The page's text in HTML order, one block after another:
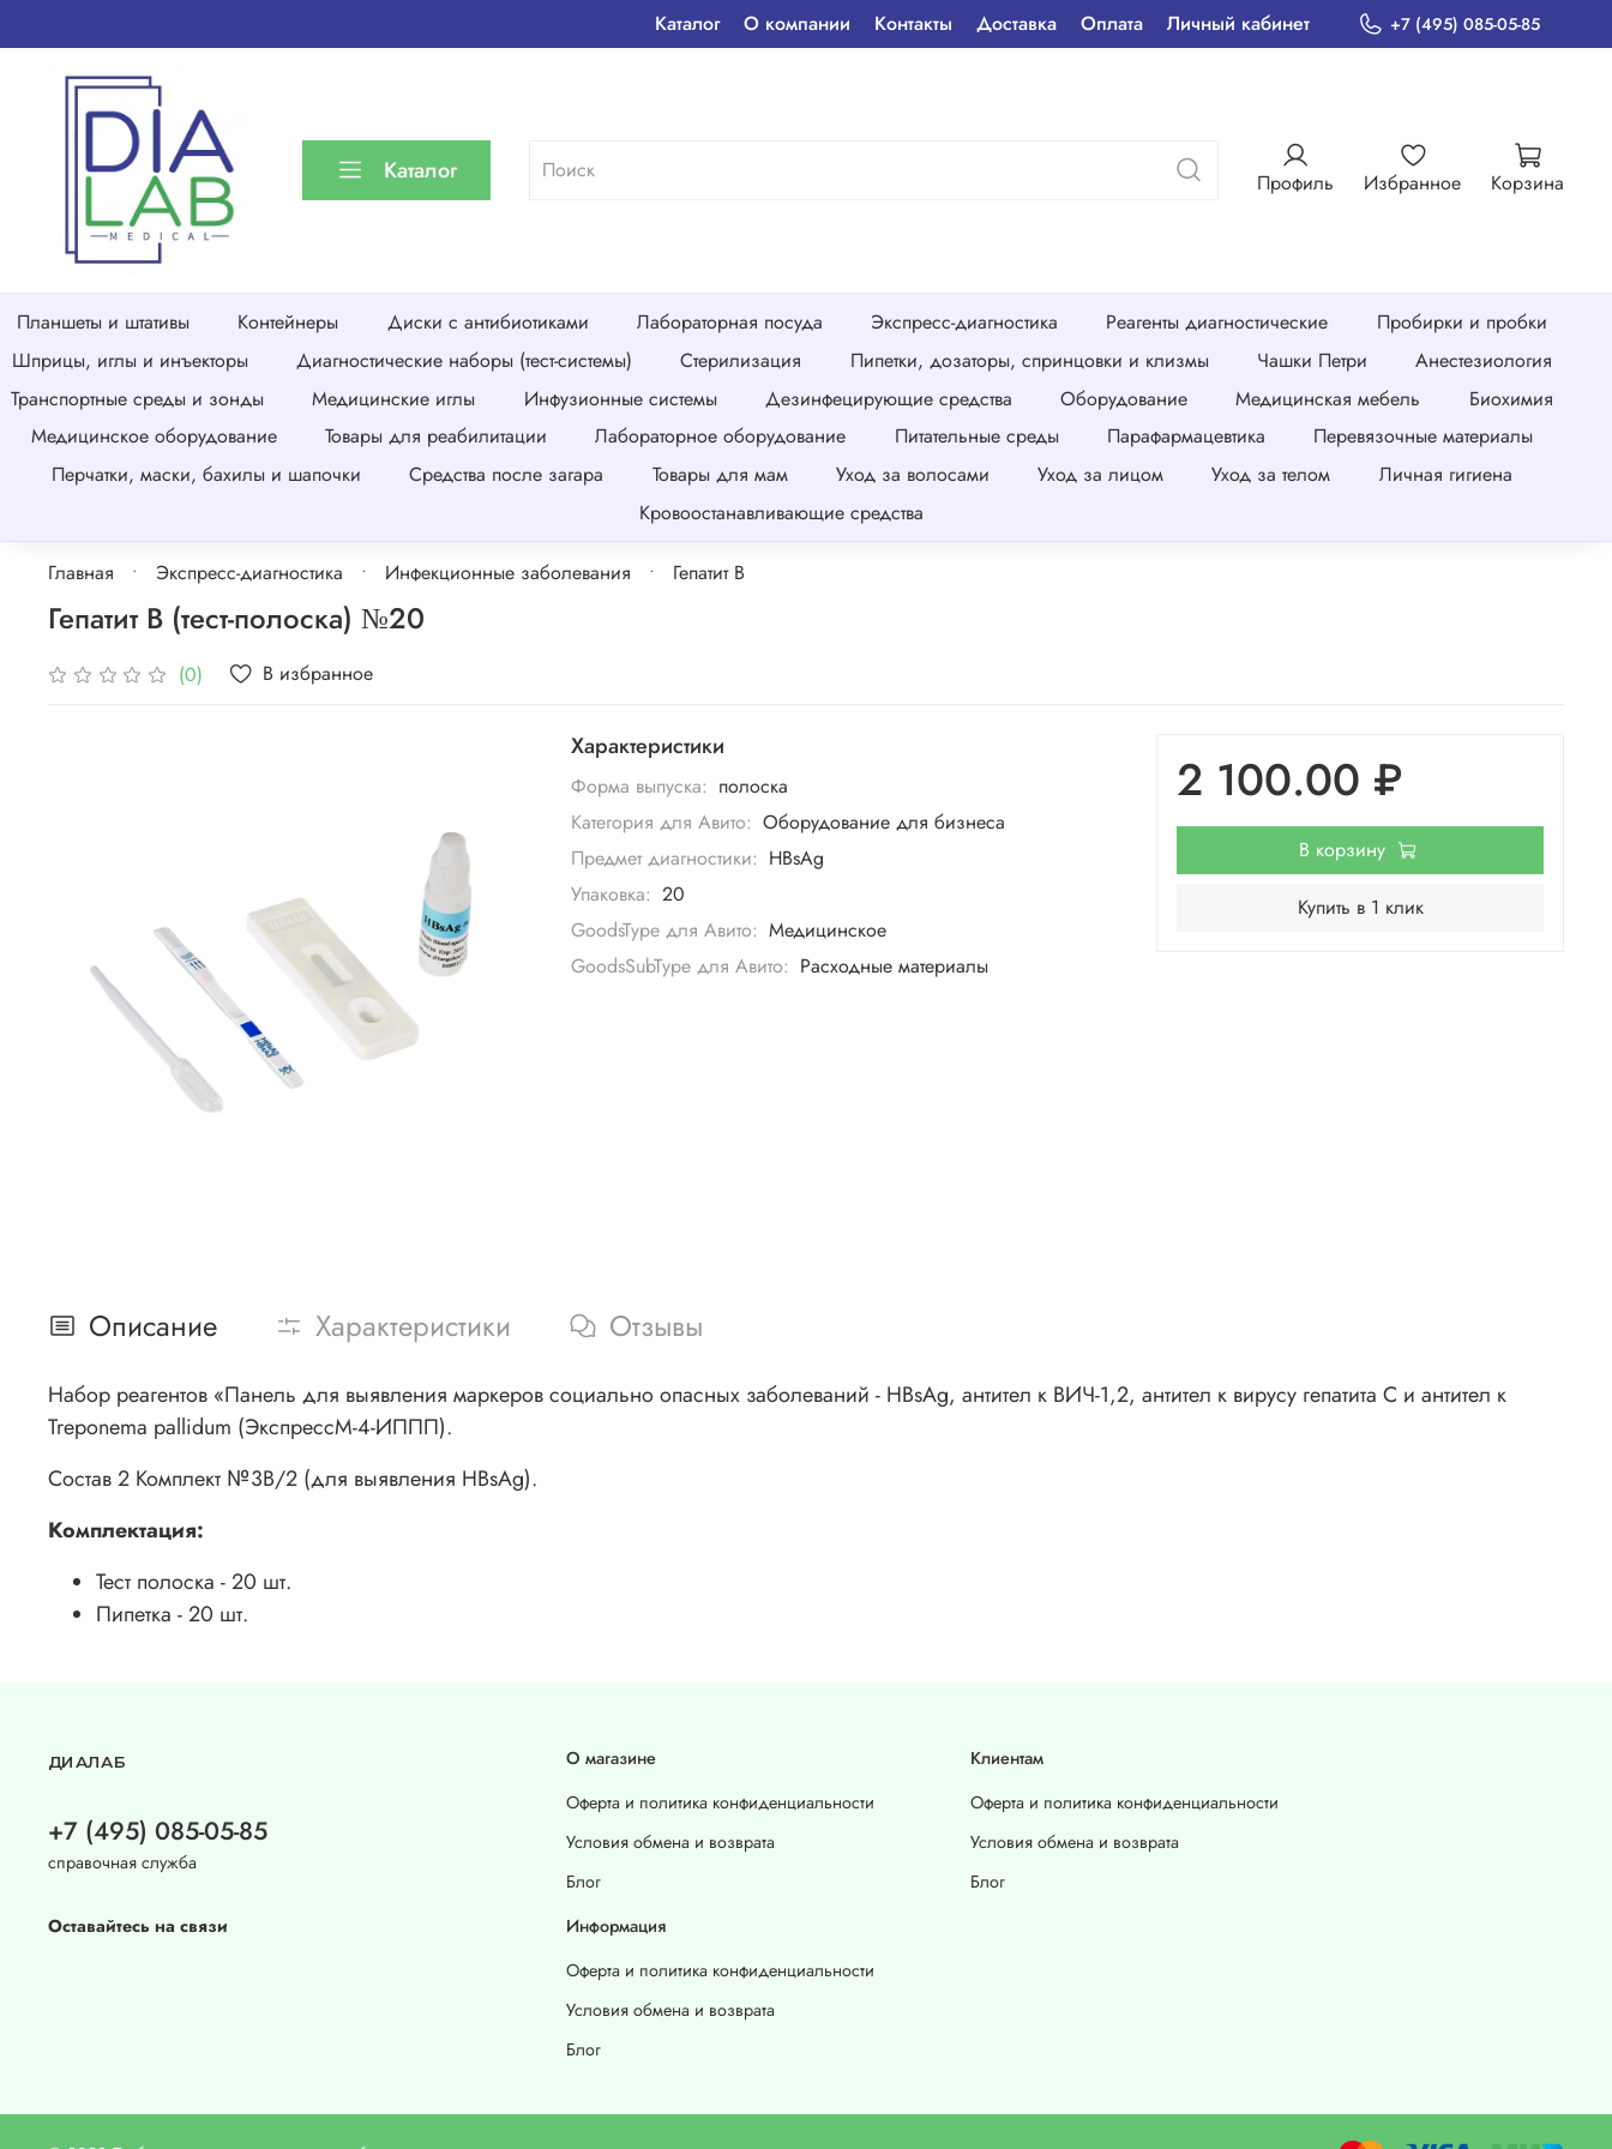
Каталог О компании Контакты Доставка Оплата Личный кабинет +7 (495) 085-05-85
Каталог Профиль Избранное Корзина
Планшеты и штативы Контейнеры Диски с антибиотиками Лабораторная посуда Экспресс-диагностика Реагенты диагностические
Пробирки и пробки
Шприцы, иглы и инъекторы
Диагностические наборы (тест-системы) Стерилизация Пипетки, дозаторы, спринцовки и клизмы Чашки Петри
Анестезиология
Транспортные среды и зонды
Медицинские иглы Инфузионные системы Дезинфецирующие средства Оборудование Медицинская мебель
Биохимия
Медицинское оборудование
Товары для реабилитации Лабораторное оборудование Питательные среды Парафармацевтика
Перевязочные материалы
Перчатки, маски, бахилы и шапочки
Средства после загара Товары для мам Уход за волосами Уход за лицом Уход за телом
Личная гигиена
Кровоостанавливающие средства
Главная Экспресс-диагностика Инфекционные заболевания Гепатит B
Гепатит B (тест-полоска) №20
(0) В избранное
Характеристики
Форма выпуска: полоска
Категория для Авито: Оборудование для бизнеса
Предмет диагностики: HBsAg
Упаковка: 20
GoodsType для Авито: Медицинское
GoodsSubType для Авито: Расходные материалы
2 100.00 ₽
В корзину
Купить в 1 клик
Описание Характеристики Отзывы
Набор реагентов «Панель для выявления маркеров социально опасных заболеваний - HBsAg, антител к ВИЧ-1,2, антител к вирусу гепатита С и антител к
Treponema pallidum (ЭкспрессМ-4-ИППП).
Состав 2 Комплект №3В/2 (для выявления HBsAg).
Комплектация:
Тест полоска - 20 шт.
Пипетка - 20 шт.
О магазине
Оферта и политика конфиденциальности
Условия обмена и возврата
Блог
Клиентам
Оферта и политика конфиденциальности
Условия обмена и возврата
Блог
Информация
Оферта и политика конфиденциальности
Условия обмена и возврата
Блог
ДИАЛАБ
+7 (495) 085-05-85
справочная служба
Оставайтесь на связи